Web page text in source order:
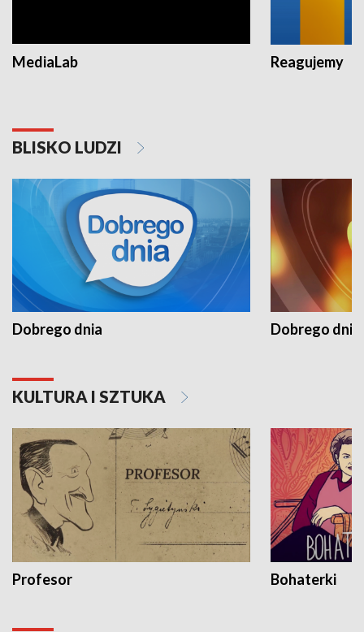
MediaLab Reagujemy
BLISKO LUDZI
Dobrego dnia Dobrego dnia
KULTURA I SZTUKA
Profesor Bohaterki